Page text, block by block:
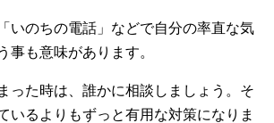
いのちの電話」などで自分の率直な気
事も意味があります。
った時は、誰かに相談しましょう。そ
いるよりもずっと有用な対策になりま